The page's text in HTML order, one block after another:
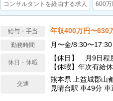
コンサルタントを経由する求人 600万
給与・手当 年収400万円〜630
勤務時間 月〜金/8:30〜17:30
休日・休暇
【休日】 月9日程
【休暇】年次有給
護等休暇、冬季凍
間休日】107日
交通
熊本県 上益城郡山
見晴台駅 車49分